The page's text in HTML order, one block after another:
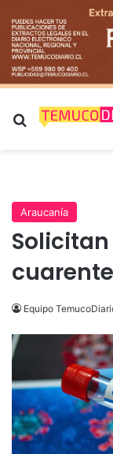
Buscar por
Araucanía
Equipo